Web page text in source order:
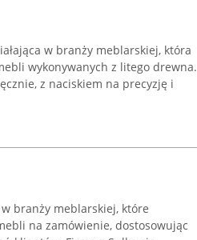
w branży meblarskiej, która
wykonywanych z litego drewna.
z naciskiem na precyzję i
branży meblarskiej, które
na zamówienie, dostosowując